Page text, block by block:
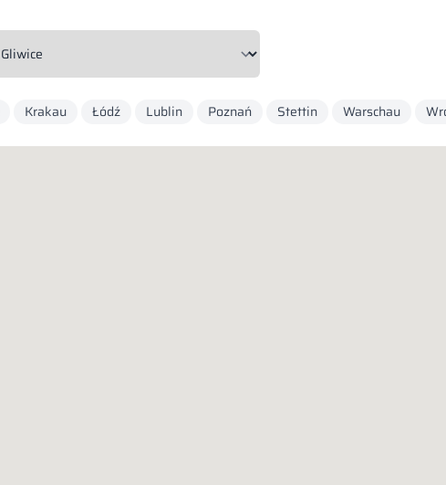
Krakau Łódź Lublin Poznań Stettin Warschau